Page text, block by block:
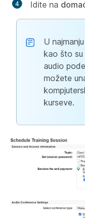
Idite na
U
kao što su
audio
možete
kurseve.